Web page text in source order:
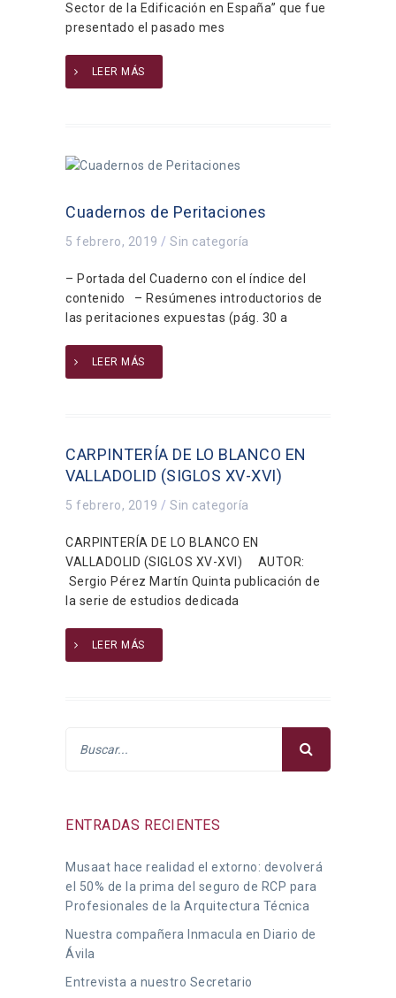
Sector de la Edificación en España” que fue
presentado el pasado mes
LEER MÁS
Cuadernos de Peritaciones
5 febrero, 2019 / Sin categoría
– Portada del Cuaderno con el índice del
contenido – Resúmenes introductorios de
las peritaciones expuestas (pág. 30 a
LEER MÁS
CARPINTERÍA DE LO BLANCO EN
VALLADOLID (SIGLOS XV-XVI)
5 febrero, 2019 / Sin categoría
CARPINTERÍA DE LO BLANCO EN
VALLADOLID (SIGLOS XV-XVI) AUTOR:
Sergio Pérez Martín Quinta publicación de
la serie de estudios dedicada
LEER MÁS
ENTRADAS RECIENTES
Musaat hace realidad el extorno: devolverá
el 50% de la prima del seguro de RCP para
Profesionales de la Arquitectura Técnica
Nuestra compañera Inmacula en Diario de
Ávila
Entrevista a nuestro Secretario